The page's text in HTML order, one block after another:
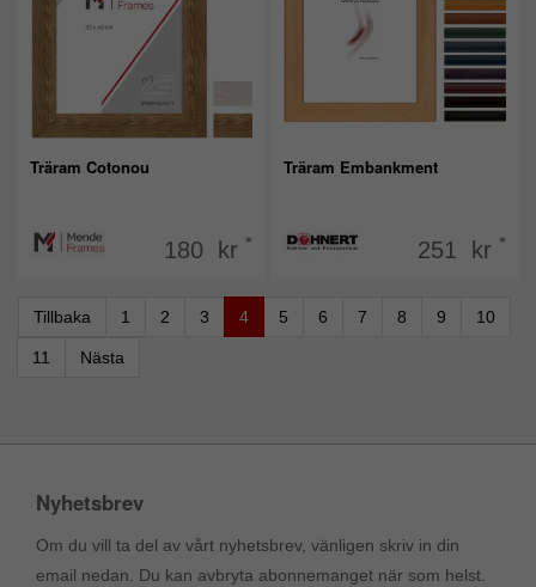
Träram Cotonou
180 kr *
Träram Embankment
251 kr *
Tillbaka 1 2 3 4 5 6 7 8 9 10
11 Nästa
Nyhetsbrev
Om du vill ta del av vårt nyhetsbrev, vänligen skriv in din
email nedan. Du kan avbryta abonnemanget när som helst.